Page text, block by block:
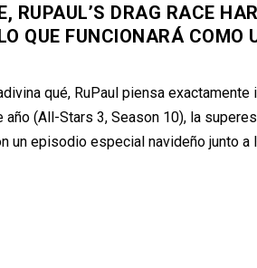
RUPAUL’S DRAG RACE
QUE FUNCIONARÁ COMO
qué, RuPaul piensa exactamente
año (All-Stars 3, Season 10), la
un episodio especial navideño junto a